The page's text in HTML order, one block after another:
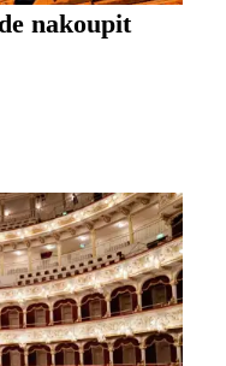
nakoupit